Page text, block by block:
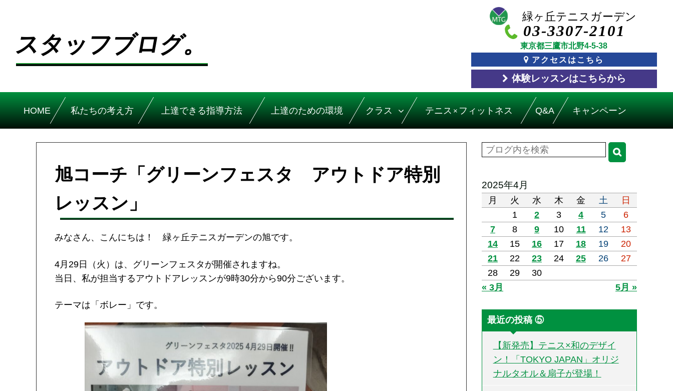
スタッフブログ。
03-3307-2101
東京都三鷹市北野4-5-38
アクセスはこちら
体験レッスンはこちらから
HOME 私たちの考え方 上達できる指導方法 上達のための環境 クラス テニス × フィットネス Q&A キャンペーン
旭コーチ「グリーンフェスタ アウトドア特別
レッスン」
みなさん、こんにちは！ 緑ヶ丘テニスガーデンの旭です。
4月29日（火）は、グリーンフェスタが開催されますね。
当日、私が担当するアウトドアレッスンが9時30分から90分ございます。
テーマは「ボレー」です。
2025年4月
月 火 水 木 金 土
日
1
2 3 4 5
6
7
8 9 10 11 12
13
14
15 16 17 18 19
20
21
22 23 24 25 26
27
28
29
30
« 3月
5月 »
最近の投稿 ⑤
【新発売】テニス×和のデザイ
ン！「TOKYO JAPAN」オリジ
ナルタオル＆扇子が登場！